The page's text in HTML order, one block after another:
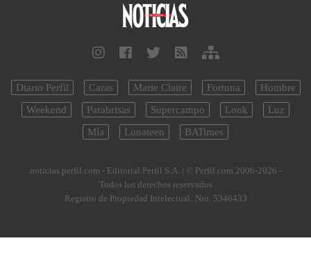
Diario Perfil Caras Marie Claire Fortuna
Hombre
Weekend
Parabrisas Supercampo Look
Luz
Mía
Lunateen BATimes
noticias.perfil.com - Editorial Perfil S.A. | © Perfil.com 2006-2026 -
Todos los derechos reservados
Registro de Propiedad Intelectual: Nro. 5346433